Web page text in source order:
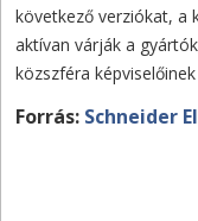
következő verziókat, a
aktívan várják a
közszféra
Forrás: Schneider